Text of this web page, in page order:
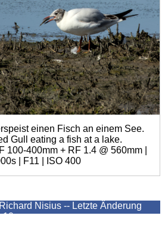
einen Fisch an einem See.
Gull eating a fish at a lake.
100-400mm + RF 1.4 @ 560mm |
| F11 | ISO 400
Nisius -- Letzte Änderung
10